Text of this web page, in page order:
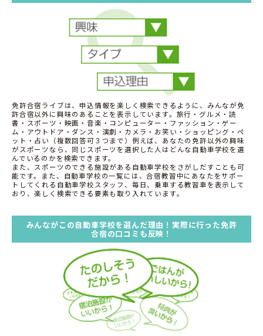
免許合宿ライブは、申込情報を楽しく検索できるように、みんなが免
許合宿以外に興味のあることを表示しています。旅行・グルメ・読
書・スポーツ・映画・音楽・コンピューター・ファッション・ゲー
ム・アウトドア・ダンス・演劇・カメラ・お笑い・ショッピング・ペ
ット・占い（複数回答可３つまで）例えば、あなたの免許以外の興味
がスポーツなら、同じスポーツを選択した人はどんな自動車学校を選
んでいるのかを検索できます。
また、スポーツのできる施設がある自動車学校をさがしだすことも可
能です。また、自動車学校の一覧には、合宿教習中にあなたをサポー
トしてくれる自動車学校スタッフ、毎日、乗車する教習車を表示して
おり、楽しく検索できる要素も取り入れています。
みんながこの自動車学校を選んだ理由！実際に行った免許
合宿の口コミも反映！